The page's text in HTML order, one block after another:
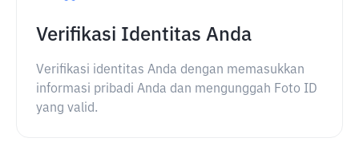
Verifikasi Identitas Anda
Verifikasi identitas Anda dengan memasukkan
informasi pribadi Anda dan mengunggah Foto ID
yang valid.